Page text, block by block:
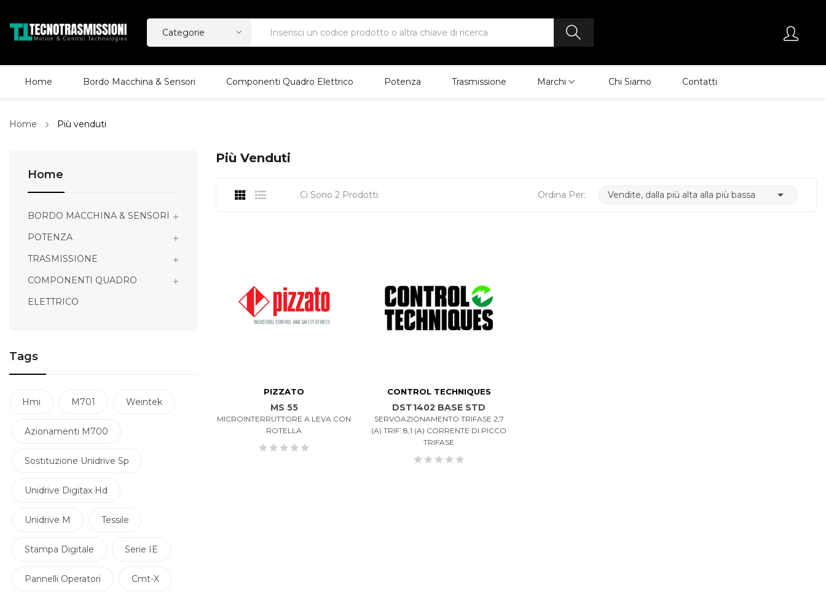
Home Bordo Macchina & Sensori Componenti Quadro Elettrico Potenza Trasmissione Marchi Chi Siamo Contatti
Home Più venduti
Home
BORDO MACCHINA & SENSORI 
POTENZA 
TRASMISSIONE 
COMPONENTI QUADRO
ELETTRICO

Tags
Hmi M701 Weintek
Azionamenti M700
Sostituzione Unidrive Sp
Unidrive Digitax Hd
Unidrive M Tessile
Stampa Digitale Serie IE
Pannelli Operatori Cmt-X
Più Venduti
Ci Sono 2 Prodotti. Ordina Per: Vendite, dalla più alta alla più bassa 
PIZZATO
MS 55
MICROINTERRUTTORE A LEVA CON
ROTELLA
CONTROL TECHNIQUES
DST1402 BASE STD
SERVOAZIONAMENTO TRIFASE 2,7
(A) TRIF. 8,1 (A) CORRENTE DI PICCO
TRIFASE